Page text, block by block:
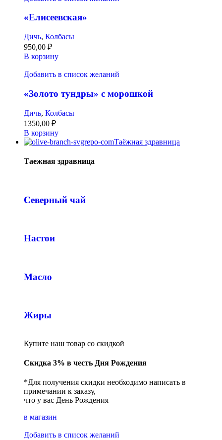
«Елисеевская»
Дичь, Колбасы
950,00 ₽
В корзину
Добавить в список желаний
«Золото тундры» с морошкой
Дичь, Колбасы
1350,00 ₽
В корзину
Таёжная здравница
Таежная здравница
Северный чай
Настои
Масло
Жиры
Купите наш товар со скидкой
Скидка 3% в честь Дня Рождения
*Для получения скидки необходимо написать в
примечании к заказу,
что у вас День Рождения
в магазин
Добавить в список желаний